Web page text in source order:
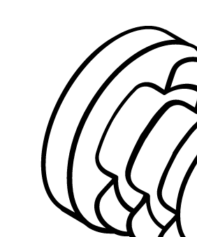
Миниворкс Сертификаты
Сертификаты